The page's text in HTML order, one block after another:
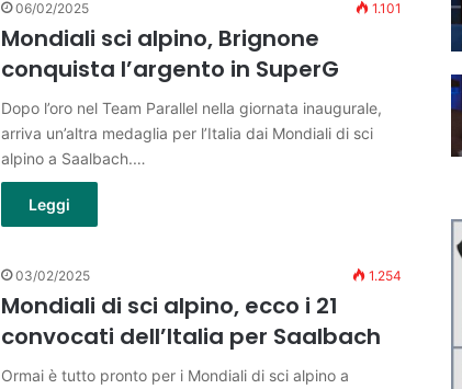
06/02/2025 1.101
Mondiali sci alpino, Brignone
conquista l’argento in SuperG
Dopo l’oro nel Team Parallel nella giornata inaugurale,
arriva un’altra medaglia per l’Italia dai Mondiali di sci
alpino a Saalbach.…
Leggi
03/02/2025 1.254
Mondiali di sci alpino, ecco i 21
convocati dell’Italia per Saalbach
Ormai è tutto pronto per i Mondiali di sci alpino a